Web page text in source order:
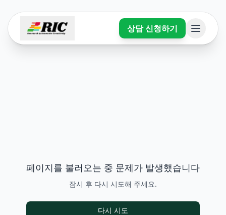
상담 신청하기
페이지를 불러오는 중 문제가 발생했습니다
잠시 후 다시 시도해 주세요.
다시 시도